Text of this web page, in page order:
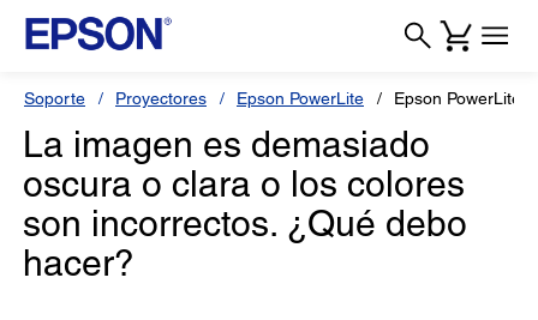
Soporte Proyectores Epson PowerLite Epson PowerLite
La imagen es demasiado
oscura o clara o los colores
son incorrectos. ¿Qué debo
hacer?